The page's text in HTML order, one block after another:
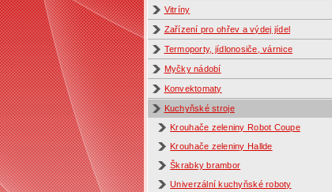
Vitríny
Zařízení pro ohřev a výdej jídel
Termoporty, jídlonosiče, várnice
Myčky nádobí
Konvektomaty
Kuchyňské stroje
Krouhače zeleniny Robot Coupe
Krouhače zeleniny Hallde
Škrabky brambor
Univerzální kuchyňské roboty